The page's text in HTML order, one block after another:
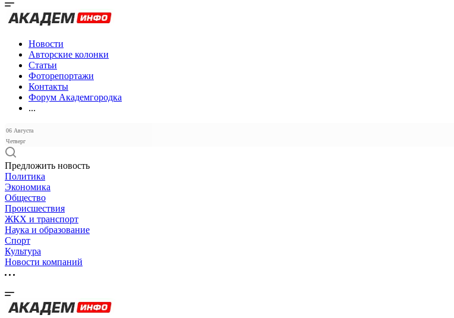
Новости
Авторские колонки
Статьи
Фоторепортажи
Контакты
Форум Академгородка
...
06 Августа
Четверг
Предложить новость
Политика
Экономика
Общество
Происшествия
ЖКХ и транспорт
Наука и образование
Спорт
Культура
Новости компаний